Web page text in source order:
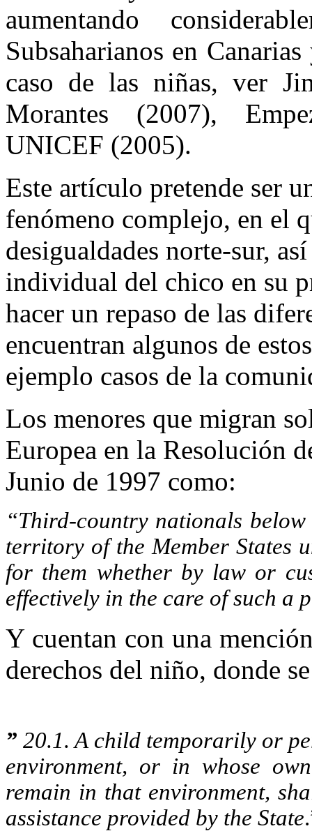
aumentando
Subsaharianos en
caso de las niñas, ver
Morantes (2007),
UNICEF (2005).
Este artículo pretende ser
fenómeno complejo, en el
desigualdades norte-sur,
individual del chico en su
hacer un repaso de las
encuentran algunos de
ejemplo casos de la
Los menores que migran
Europea en la Resolución
Junio de 1997 como:
“Third-country nationals
territory of the Member States
for them whether by law or
effectively in the care of such a
Y cuentan con una
derechos del niño, donde
” 20.1. A child temporarily or
environment, or in whose
remain in that environment,
assistance provided by the State